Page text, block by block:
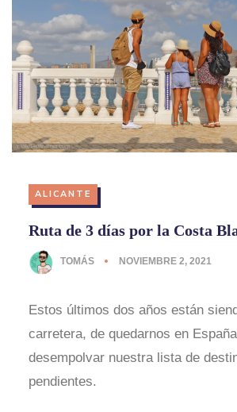
ALICANTE
Ruta de 3 días por la Costa
TOMÁS NOVIEMBRE 2, 2021
Estos últimos dos años están
carretera, de quedarnos en
desempolvar nuestra lista de
pendientes.